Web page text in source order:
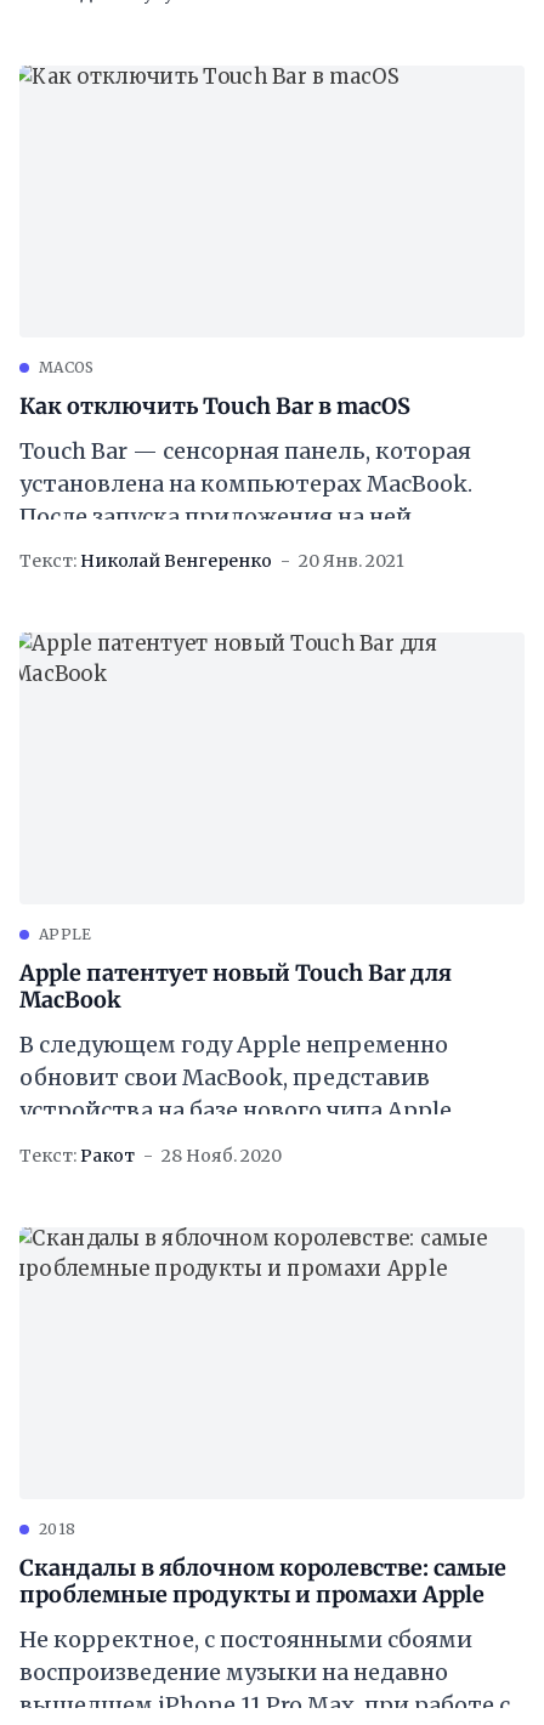
MACOS
Как отключить Touch Bar в macOS
Touch Bar — сенсорная панель, которая
установлена на компьютерах MacBook.
После запуска приложения на ней
появляются специальные кнопки. Многие
Текст: Николай Венгеренко 20 Янв. 2021
APPLE
Apple патентует новый Touch Bar для
MacBook
В следующем году Apple непременно
обновит свои MacBook, представив
устройства на базе нового чипа Apple
Silicon. Однако новинки получит не только
Текст: Ракот 28 Нояб. 2020
2018
Скандалы в яблочном королевстве: самые
проблемные продукты и промахи Apple
Не корректное, с постоянными сбоями
воспроизведение музыки на недавно
вышедшем iPhone 11 Pro Max, при работе с